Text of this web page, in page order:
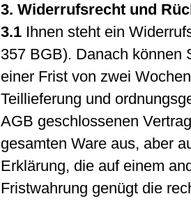
3. Widerrufsrecht und
3.1 Ihnen steht ein
357 BGB). Danach können
einer Frist von zwei
Teillieferung und
AGB geschlossenen
gesamten Ware aus, aber
Erklärung, die auf einem
Fristwahrung genügt die